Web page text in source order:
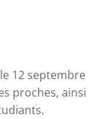
12 septembre
proches, ainsi